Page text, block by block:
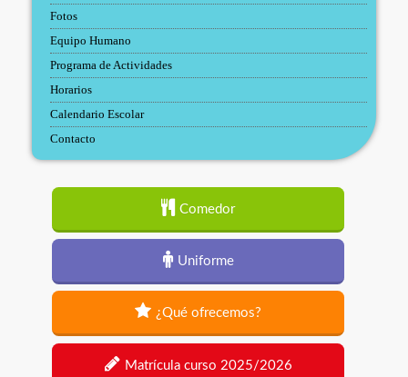
Fotos
Equipo Humano
Programa de Actividades
Horarios
Calendario Escolar
Contacto
Comedor
Uniforme
¿Qué ofrecemos?
Matrícula curso 2025/2026